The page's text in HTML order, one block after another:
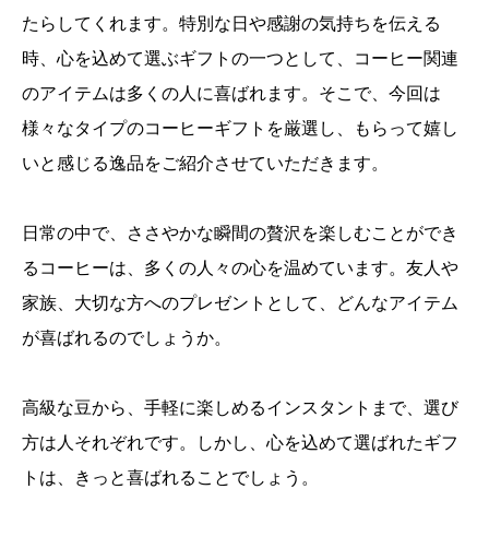
たらしてくれます。特別な日や感謝の気持ちを伝える
時、心を込めて選ぶギフトの一つとして、コーヒー関連
のアイテムは多くの人に喜ばれます。そこで、今回は
様々なタイプのコーヒーギフトを厳選し、もらって嬉し
いと感じる逸品をご紹介させていただきます。
日常の中で、ささやかな瞬間の贅沢を楽しむことができ
るコーヒーは、多くの人々の心を温めています。友人や
家族、大切な方へのプレゼントとして、どんなアイテム
が喜ばれるのでしょうか。
高級な豆から、手軽に楽しめるインスタントまで、選び
方は人それぞれです。しかし、心を込めて選ばれたギフ
トは、きっと喜ばれることでしょう。